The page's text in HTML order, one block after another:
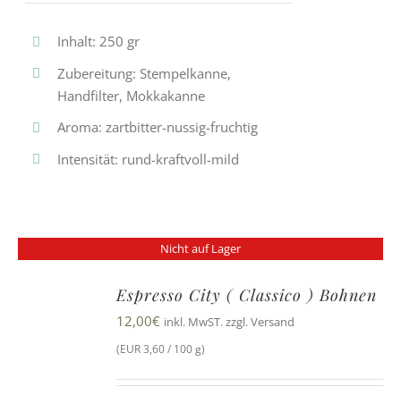
Inhalt: 250 gr
Zubereitung: Stempelkanne,
Handfilter, Mokkakanne
Aroma: zartbitter-nussig-fruchtig
Intensität: rund-kraftvoll-mild
Nicht auf Lager
Espresso City ( Classico ) Bohnen
12,00€ inkl. MwST. zzgl. Versand
(EUR 3,60 / 100 g)